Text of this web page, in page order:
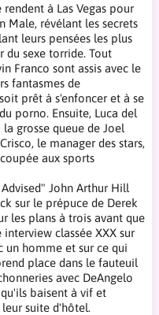
à Las Vegas pour
Male, révélant les secrets
leurs pensées les plus
du sexe torride. Tout
Franco sont assis avec le
fantasmes de
prêt à s'enfoncer et à se
porno. Ensuite, Luca del
grosse queue de Joel
le manager des stars,
aux sports
John Arthur Hill
sur le prépuce de Derek
les plans à trois avant que
classée XXX sur
un homme et sur ce qui
place dans le fauteuil
avec DeAngelo
baisent à vif et
leur suite d'hôtel.